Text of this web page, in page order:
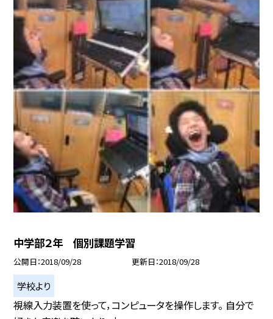
中学部２年 個別課題学習
公開日 2018/09/28 更新日 2018/09/28
学校より
視線入力装置を使って，コンピュータを操作します。 自分で